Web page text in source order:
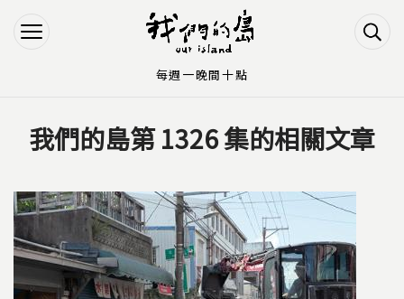
Jump to Navigation
Jump to Main content
您在這裡
我們的島第 1326 集的相關文章
每週一晚間十點